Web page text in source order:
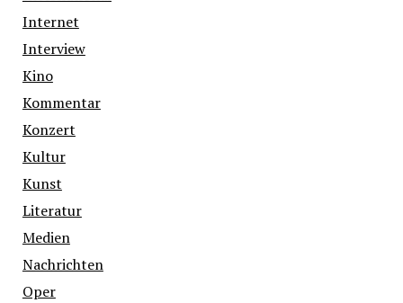
Internet
Interview
Kino
Kommentar
Konzert
Kultur
Kunst
Literatur
Medien
Nachrichten
Oper